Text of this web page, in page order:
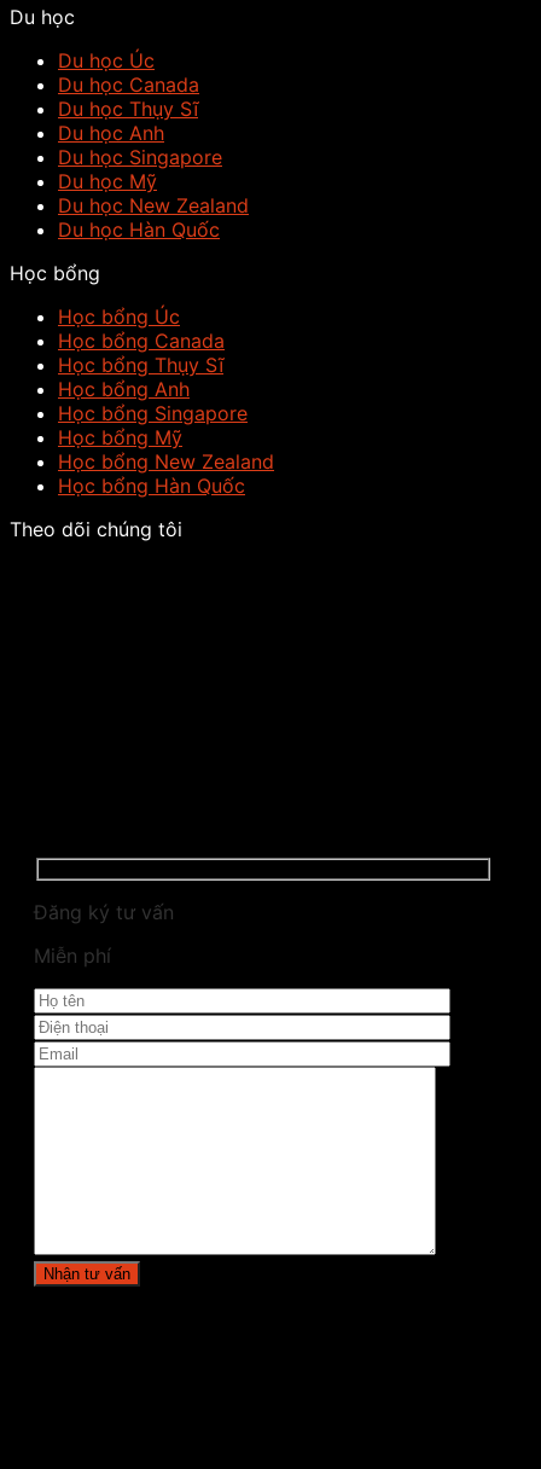
Du học
Du học Úc
Du học Canada
Du học Thụy Sĩ
Du học Anh
Du học Singapore
Du học Mỹ
Du học New Zealand
Du học Hàn Quốc
Học bổng
Học bổng Úc
Học bổng Canada
Học bổng Thụy Sĩ
Học bổng Anh
Học bổng Singapore
Học bổng Mỹ
Học bổng New Zealand
Học bổng Hàn Quốc
Theo dõi chúng tôi
Đăng ký tư vấn
Miễn phí